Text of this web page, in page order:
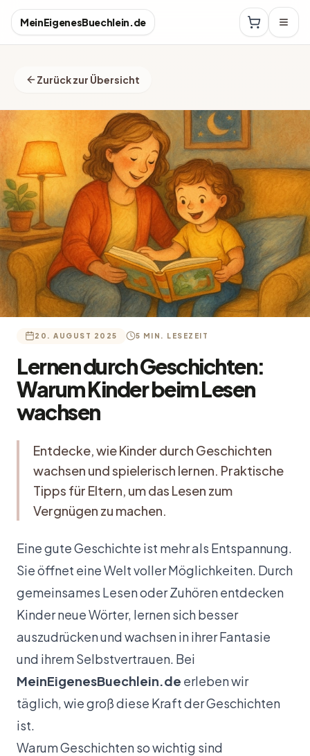
MeinEigenesBuechlein.de
Zurück zur Übersicht
20. AUGUST 2025 5 MIN. LESEZEIT
Lernen durch Geschichten:
Warum Kinder beim Lesen
wachsen
Entdecke, wie Kinder durch Geschichten
wachsen und spielerisch lernen. Praktische
Tipps für Eltern, um das Lesen zum
Vergnügen zu machen.
Eine gute Geschichte ist mehr als Entspannung.
Sie öffnet eine Welt voller Möglichkeiten. Durch
gemeinsames Lesen oder Zuhören entdecken
Kinder neue Wörter, lernen sich besser
auszudrücken und wachsen in ihrer Fantasie
und ihrem Selbstvertrauen. Bei
MeinEigenesBuechlein.de erleben wir
täglich, wie groß diese Kraft der Geschichten
ist.
Warum Geschichten so wichtig sind